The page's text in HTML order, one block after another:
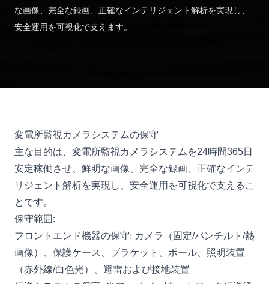
な画像、完全な録画、正確なインテリジェント解析を実現し、
安全運用を可視化で支えます。
変電所監視カメラシステムの保守
主な目的は、変電所監視カメラシステムを24時間365日
安定稼働させ、鮮明な画像、完全な録画、正確なインテ
リジェント解析を実現し、安全運用を可視化で支えるこ
とです。
保守範囲:
フロントエンド機器の保守: カメラ（固定/パンチルト/熱
画像）、保護ケース、ブラケット、ポール、照明装置
（赤外線/白色光）、避雷および接地装置